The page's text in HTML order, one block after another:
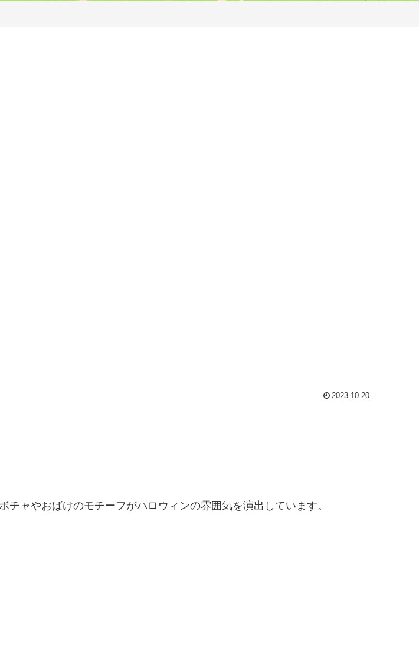
2023.10.20
ャやおばけのモチーフがハロウィンの雰囲気を演出しています。